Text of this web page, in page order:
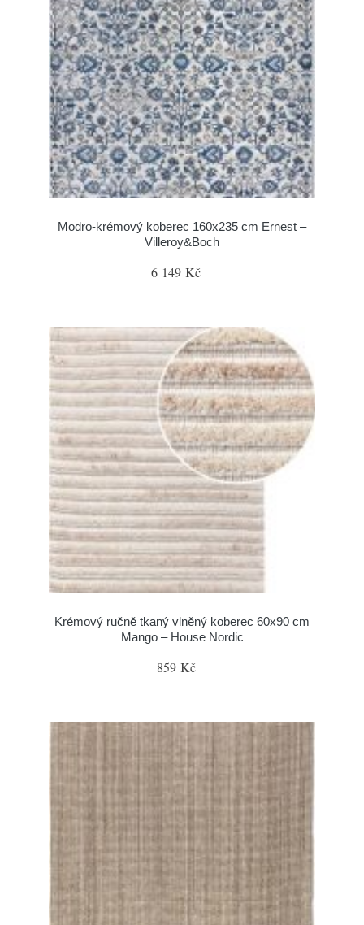
Modro-krémový koberec 160x235 cm Ernest –
Villeroy&Boch
6 149 Kč
Krémový ručně tkaný vlněný koberec 60x90 cm
Mango – House Nordic
859 Kč